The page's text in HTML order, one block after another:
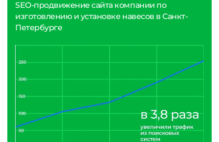
SEO-продвижение сайта компании по
изготовлению и установке навесов в Санкт-
Петербурге